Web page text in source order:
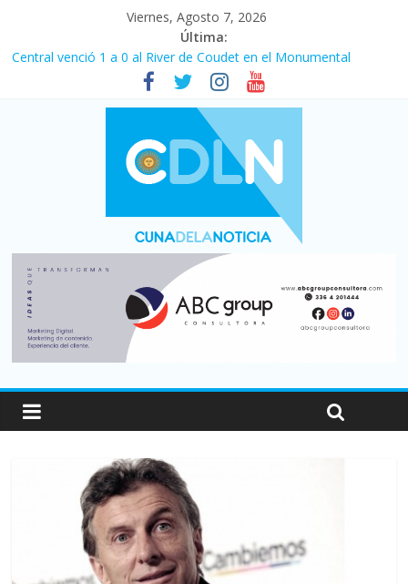
Viernes, Agosto 7, 2026
Última:
Central venció 1 a 0 al River de Coudet en el Monumental
La morosidad alcanzó su nivel más alto en dos décadas y ya
afecta a 400 mil deudores en Santa Fe
Desde que asumió Milei cerraron 41.000 kioscos: el sector
denuncia crisis como en 2001
Vacaciones de invierno con más movimiento y consumo
turístico: 4,6 millones de personas viajaron por el país, un 5,9%
Fuerte caída de la venta de autos usados en julio: bajó un 12,6%